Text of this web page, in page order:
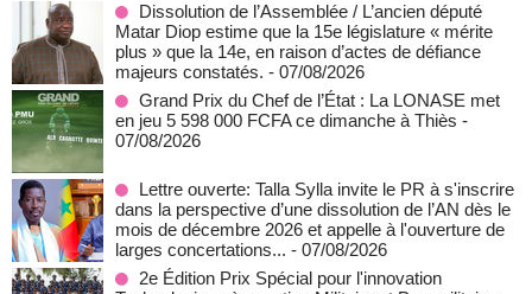
Dissolution de l’Assemblée / L’ancien député
Matar Diop estime que la 15e législature « mérite
plus » que la 14e, en raison d’actes de défiance
majeurs constatés. - 07/08/2026
Grand Prix du Chef de l’État : La LONASE met
en jeu 5 598 000 FCFA ce dimanche à Thiès -
07/08/2026
Lettre ouverte: Talla Sylla invite le PR à s'inscrire
dans la perspective d’une dissolution de l’AN dès le
mois de décembre 2026 et appelle à l'ouverture de
larges concertations... - 07/08/2026
2e Édition Prix Spécial pour l'innovation